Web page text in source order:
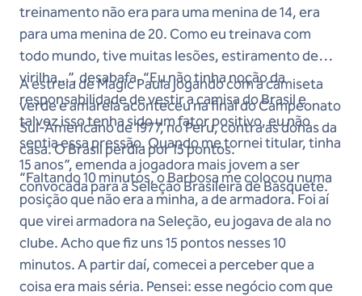
treinamento não era para uma menina de 14, era
para uma menina de 20. Como eu treinava com
todo mundo, tive muitas lesões, estiramento de
virilha...”, desabafa. “Eu não tinha noção da
responsabilidade de vestir a camisa do Brasil e
talvez isso tenha sido um fator positivo, eu não
sentia essa pressão. Quando me tornei titular, tinha
15 anos”, emenda a jogadora mais jovem a ser
convocada para a Seleção Brasileira de Basquete.
A estreia de Magic Paula jogando com a camiseta
verde e amarela aconteceu na final do Campeonato
Sul-Americano de 1977, no Peru, contra as donas da
casa. O Brasil perdia por 15 pontos.
“Faltando 10 minutos, o Barbosa me colocou numa
posição que não era a minha, a de armadora. Foi aí
que virei armadora na Seleção, eu jogava de ala no
clube. Acho que fiz uns 15 pontos nesses 10
minutos. A partir daí, comecei a perceber que a
coisa era mais séria. Pensei: esse negócio com que